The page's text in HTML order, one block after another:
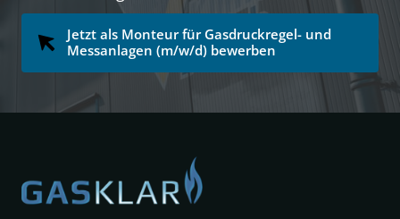
Jetzt als Monteur für Gasdruckregel- und
Messanlagen (m/w/d) bewerben